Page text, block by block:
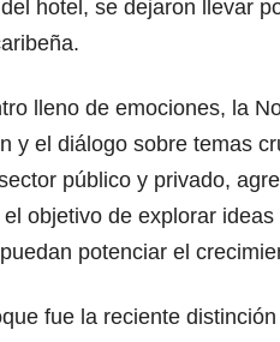
hotel, se dejaron llevar
lleno de emociones, la
y el diálogo sobre temas
público y privado,
objetivo de explorar
potenciar el
fue la reciente